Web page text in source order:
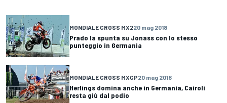
MONDIALE CROSS MX220 mag 2018
Prado la spunta su Jonass con lo stesso
punteggio in Germania
MONDIALE CROSS MXGP20 mag 2018
Herlings domina anche in Germania, Cairoli
resta giù dal podio